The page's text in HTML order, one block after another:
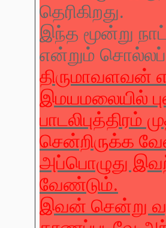
தெரிகிறது.
இந்த மூன்று
என்றும்
திருமாவளவன்
இமயமலையில்
சென்றிருக்க
அப்பொழுது
வேண்டும்.
இவன் சென்று